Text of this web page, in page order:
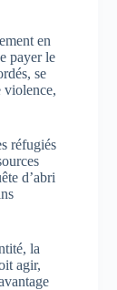
en
payer le
se
violence,
réfugiés
d’abri
la
agir,